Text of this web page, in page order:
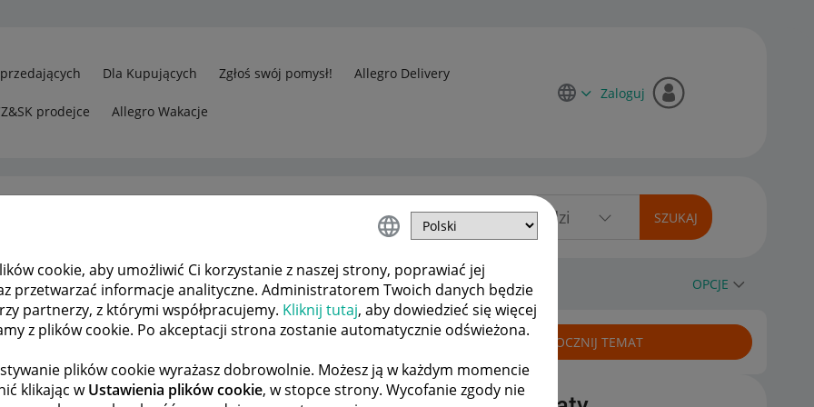
cookie, aby umożliwić Ci korzystanie z naszej strony, poprawiać jej
przetwarzać informacje analityczne. Administratorem Twoich danych będzie
partnerzy, z którymi współpracujemy. Kliknij tutaj, aby dowiedzieć się więcej
z plików cookie. Po akceptacji strona zostanie automatycznie odświeżona.
plików cookie wyrażasz dobrowolnie. Możesz ją w każdym momencie
klikając wUstawienia plików cookie, w stopce strony. Wycofanie zgody nie
Dla Kupujących Zgłoś swój pomysł! Allegro Delivery
prodejce Allegro Wakacje
Zaloguj
Negatywna weryfikacja PayU OPCJE
POPRZEDNIA NASTĘPNA
ROZPOCZNIJ TEMAT